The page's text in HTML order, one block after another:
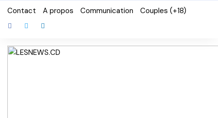
Skip
content
Contact A propos Communication Couples (+18)